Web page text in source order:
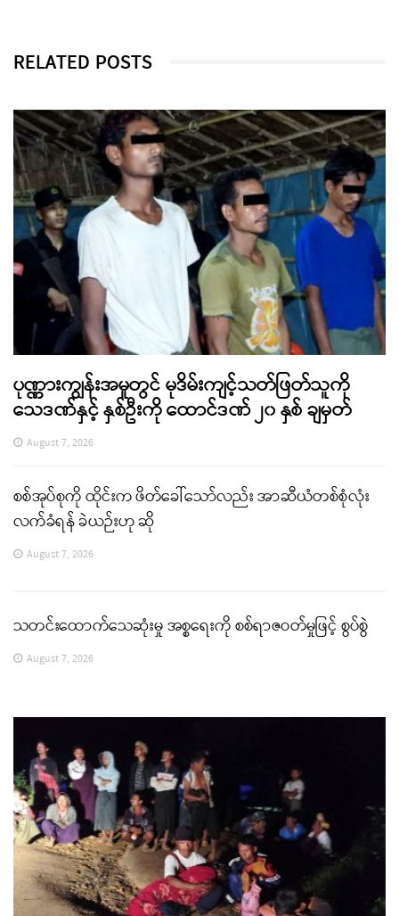
RELATED POSTS
ပုဏ္ဏားကျွန်းအမှုတွင် မုဒိမ်းကျင့်သတ်ဖြတ်သူကို
သေဒဏ်နှင့် နှစ်ဦးကို ထောင်ဒဏ် ၂၀ နှစ် ချမှတ်
August 7, 2026
စစ်အုပ်စုကို ထိုင်းက ဖိတ်ခေါ်သော်လည်း အာဆီယံတစ်စုံလုံး
လက်ခံရန် ခဲယဉ်းဟု ဆို
August 7, 2026
သတင်းထောက်သေဆုံးမှု အစ္စရေးကို စစ်ရာဇဝတ်မှုဖြင့် စွပ်စွဲ
August 7, 2026